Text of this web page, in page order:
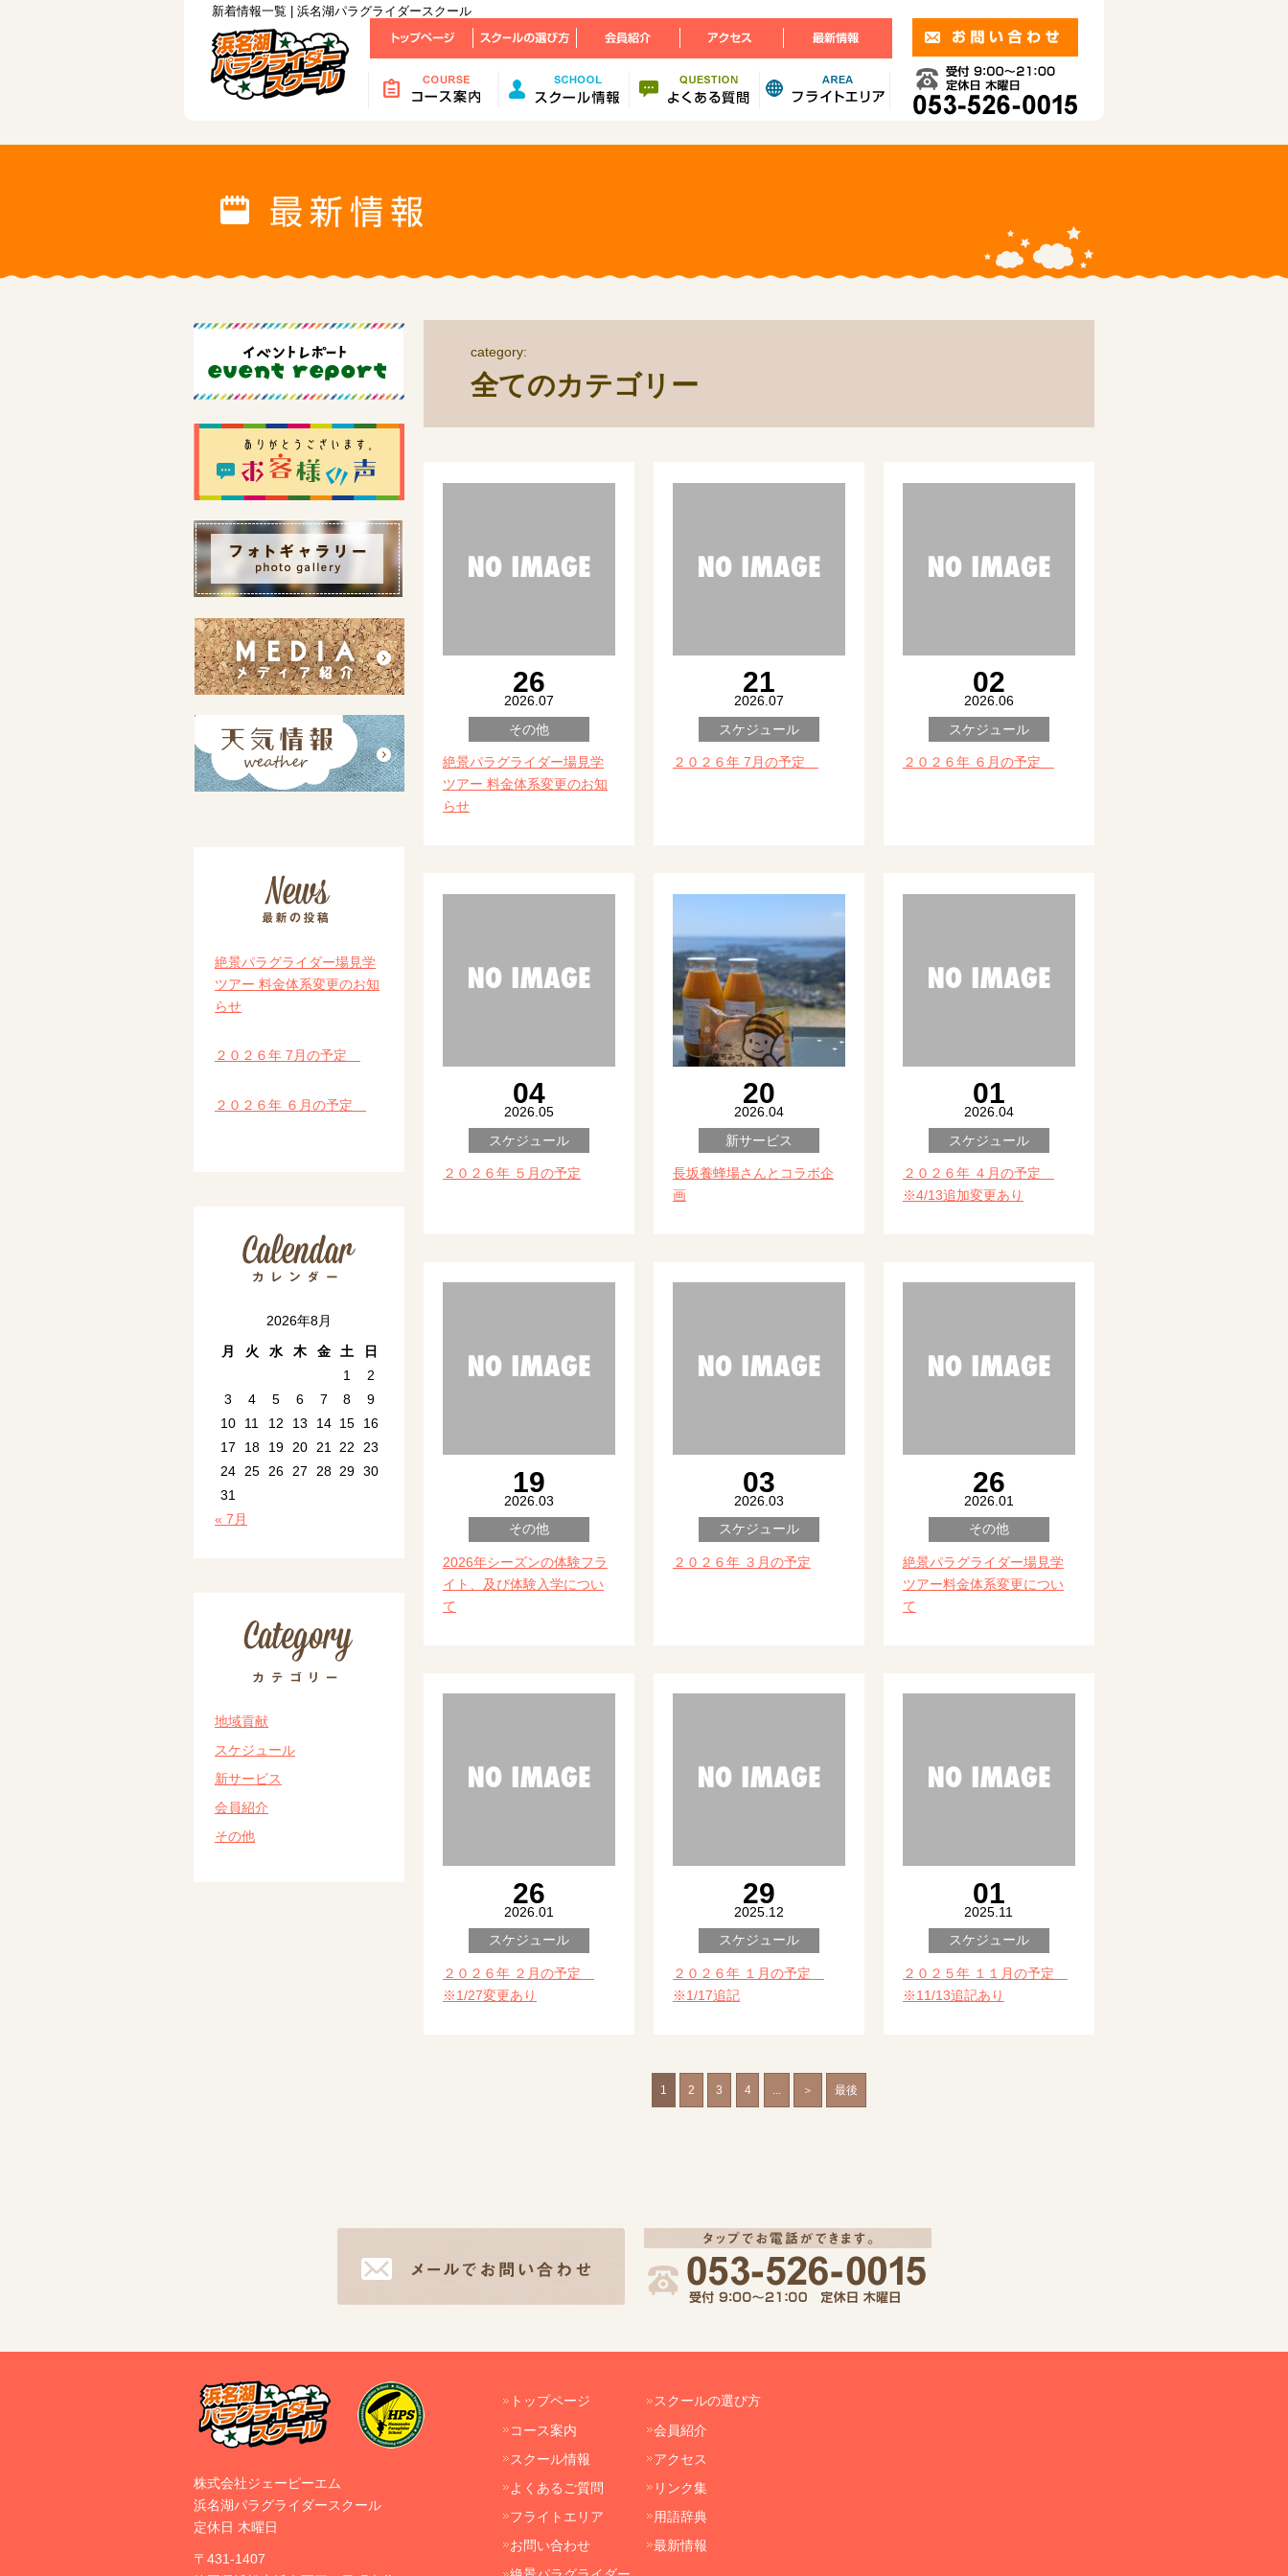
新着情報一覧 | 浜名湖パラグライダースクール
category:
全てのカテゴリー
26
2026.07
その他
絶景パラグライダー場見学
ツアー 料金体系変更のお知
らせ
21
2026.07
スケジュール
２０２６年 7月の予定
02
2026.06
スケジュール
２０２６年 ６月の予定
04
2026.05
スケジュール
２０２６年 ５月の予定
20
2026.04
新サービス
長坂養蜂場さんとコラボ企
画
01
2026.04
スケジュール
２０２６年 ４月の予定
※4/13追加変更あり
19
2026.03
その他
2026年シーズンの体験フラ
イト、及び体験入学につい
て
03
2026.03
スケジュール
２０２６年 ３月の予定
26
2026.01
その他
絶景パラグライダー場見学
ツアー料金体系変更につい
て
26
2026.01
スケジュール
２０２６年 ２月の予定
※1/27変更あり
29
2025.12
スケジュール
２０２６年 １月の予定
※1/17追記
01
2025.11
スケジュール
２０２５年 １１月の予定
※11/13追記あり
1 2 3 4 ... ＞ 最後
絶景パラグライダー場見学
ツアー 料金体系変更のお知
らせ
２０２６年 7月の予定
２０２６年 ６月の予定
2026年8月
月
火 水 木 金 土
日
1
2
3
4 5 6 7 8
9
10
11 12 13 14 15
16
17
18 19 20 21 22
23
24 25 26 27 28 29 30
31
« 7月
地域貢献
スケジュール
新サービス
会員紹介
その他
トップページ
コース案内
スクール情報
よくあるご質問
フライトエリア
お問い合わせ
スクールの選び方
会員紹介
アクセス
リンク集
用語辞典
最新情報
株式会社ジェーピーエム
浜名湖パラグライダースクール
定休日 木曜日
〒431-1407